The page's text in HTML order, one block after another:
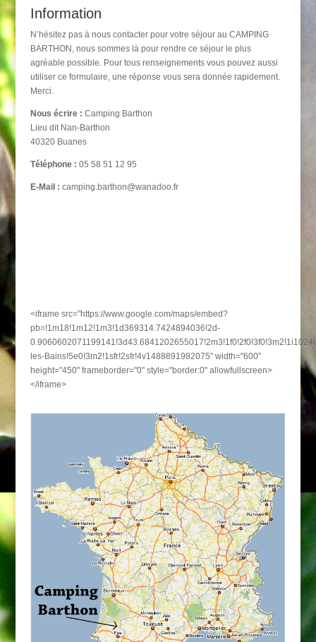
Information
N’hésitez pas à nous contacter pour votre séjour au CAMPING
BARTHON, nous sommes là pour rendre ce séjour le plus
agréable possible. Pour tous renseignements vous pouvez aussi
utiliser ce formulaire, une réponse vous sera donnée rapidement.
Merci.
Nous écrire : Camping Barthon
Lieu dit Nan-Barthon
40320 Buanes
Téléphone : 05 58 51 12 95
E-Mail : camping.barthon@wanadoo.fr
<iframe src="https://www.google.com/maps/embed?
pb=!1m18!1m12!1m3!1d369314.7424894036!2d-
les-Bains!5e0!3m2!1sfr!2sfr!4v1488891982075" width="600"
height="450" frameborder="0" style="border:0" allowfullscreen>
</iframe>